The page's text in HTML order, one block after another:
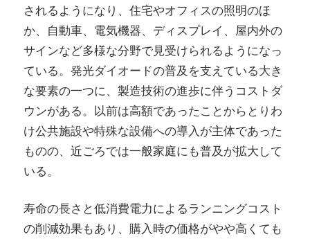
されるようになり、住宅やオフィスの照明のほ
か、自動車、電気機器、ディスプレイ、屋内外の
サインなど多様な分野で見受けられるようになっ
ている。発光ダイオードの普及を支えている大き
な要素の一つに、製造技術の進歩に伴うコストダ
ウンがある。以前は高額であったことからとりわ
け公共施設や特殊な設備への導入が主体であった
ものの、近ごろでは一般家庭にも普及が拡大して
いる。
寿命の長さと低消費電力によるランニングコスト
の削減効果もあり、購入時の価格がやや高くても